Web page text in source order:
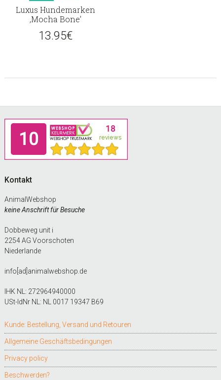
Luxus Hundemarken
‚Mocha Bone’
13.95€
Footer
Kontakt
AnimalWebshop
keine Anschrift für Besuche
Dobbeweg unit i
2254 AG Voorschoten
Niederlande
info[ad]animalwebshop.de
IHK NL: 272964940000
USt-IdNr NL: NL 0017 19347 B69
Kunde: Bestellung, Versand und Retouren
Allgemeine Geschäftsbedingungen
Privacy policy
Beschwerden?